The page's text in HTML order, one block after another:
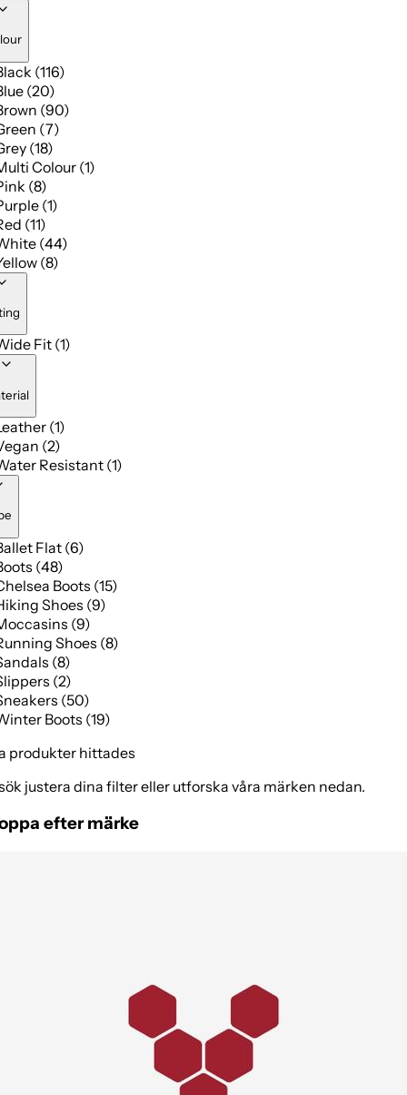
(116)
(20)
(90)
(7)
(18)
Colour (1)
(8)
(1)
(11)
(44)
(8)
Fit (1)
(1)
(2)
Resistant (1)
Flat (6)
(48)
Boots (15)
Shoes (9)
(9)
Shoes (8)
(8)
(2)
(50)
Boots (19)
produkter hittades
justera dina filter eller utforska våra märken nedan.
efter märke